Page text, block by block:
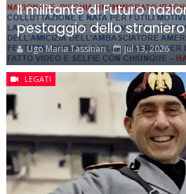
Il militante di Futuro
pestaggio dello straniero
Ugo Maria Tassinari Jul 13, 2026
LEGATI